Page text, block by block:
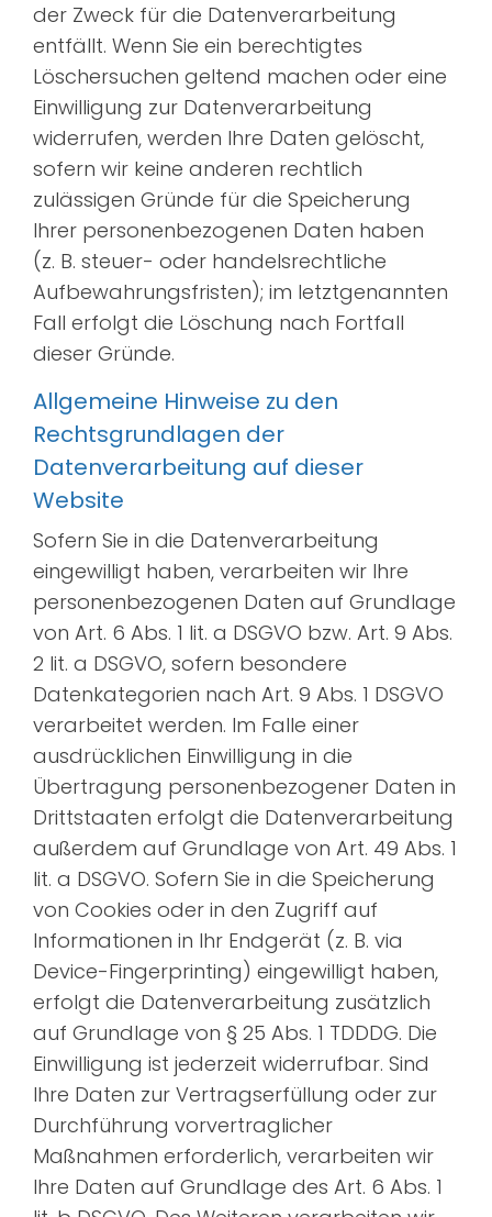
der Zweck für die Datenverarbeitung
entfällt. Wenn Sie ein berechtigtes
Löschersuchen geltend machen oder eine
Einwilligung zur Datenverarbeitung
widerrufen, werden Ihre Daten gelöscht,
sofern wir keine anderen rechtlich
zulässigen Gründe für die Speicherung
Ihrer personenbezogenen Daten haben
(z. B. steuer- oder handelsrechtliche
Aufbewahrungsfristen); im letztgenannten
Fall erfolgt die Löschung nach Fortfall
dieser Gründe.
Allgemeine Hinweise zu den
Rechtsgrundlagen der
Datenverarbeitung auf dieser
Website
Sofern Sie in die Datenverarbeitung
eingewilligt haben, verarbeiten wir Ihre
personenbezogenen Daten auf Grundlage
von Art. 6 Abs. 1 lit. a DSGVO bzw. Art. 9 Abs.
2 lit. a DSGVO, sofern besondere
Datenkategorien nach Art. 9 Abs. 1 DSGVO
verarbeitet werden. Im Falle einer
ausdrücklichen Einwilligung in die
Übertragung personenbezogener Daten in
Drittstaaten erfolgt die Datenverarbeitung
außerdem auf Grundlage von Art. 49 Abs. 1
lit. a DSGVO. Sofern Sie in die Speicherung
von Cookies oder in den Zugriff auf
Informationen in Ihr Endgerät (z. B. via
Device-Fingerprinting) eingewilligt haben,
erfolgt die Datenverarbeitung zusätzlich
auf Grundlage von § 25 Abs. 1 TDDDG. Die
Einwilligung ist jederzeit widerrufbar. Sind
Ihre Daten zur Vertragserfüllung oder zur
Durchführung vorvertraglicher
Maßnahmen erforderlich, verarbeiten wir
Ihre Daten auf Grundlage des Art. 6 Abs. 1